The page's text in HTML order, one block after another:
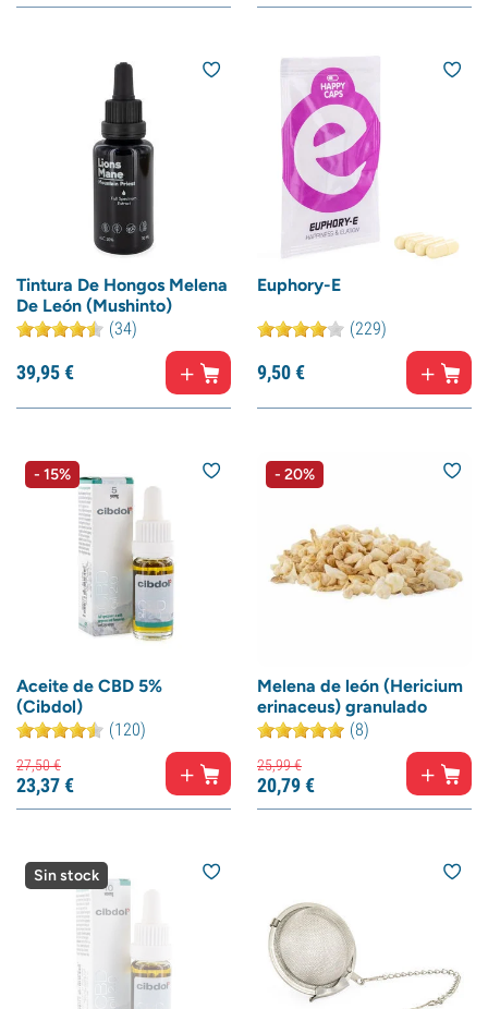
Tintura De Hongos Melena
De León (Mushinto)
(34)
39,95€
Euphory-E
(229)
9,50€
- 15%
Aceite de CBD 5%
(Cibdol)
(120)
27,50€
23,37€
- 20%
Melena de león (Hericium
erinaceus) granulado
(8)
25,99€
20,79€
Sin stock